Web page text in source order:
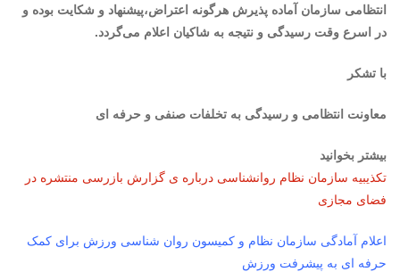
انتظامی سازمان آماده پذیرش هرگونه اعتراض،پیشنهاد و شکایت بوده و
در اسرع وقت رسیدگی و نتیجه به شاکیان اعلام می‌گردد.
با تشکر
معاونت انتظامی و رسیدگی به تخلفات صنفی و حرفه ای
بیشتر بخوانید
تکذیبیه سازمان نظام روانشناسی درباره ی گزارش بازرسی منتشره در
فضای مجازی
اعلام آمادگی سازمان نظام و کمیسون روان شناسی ورزش برای کمک
حرفه ای به پیشرفت ورزش